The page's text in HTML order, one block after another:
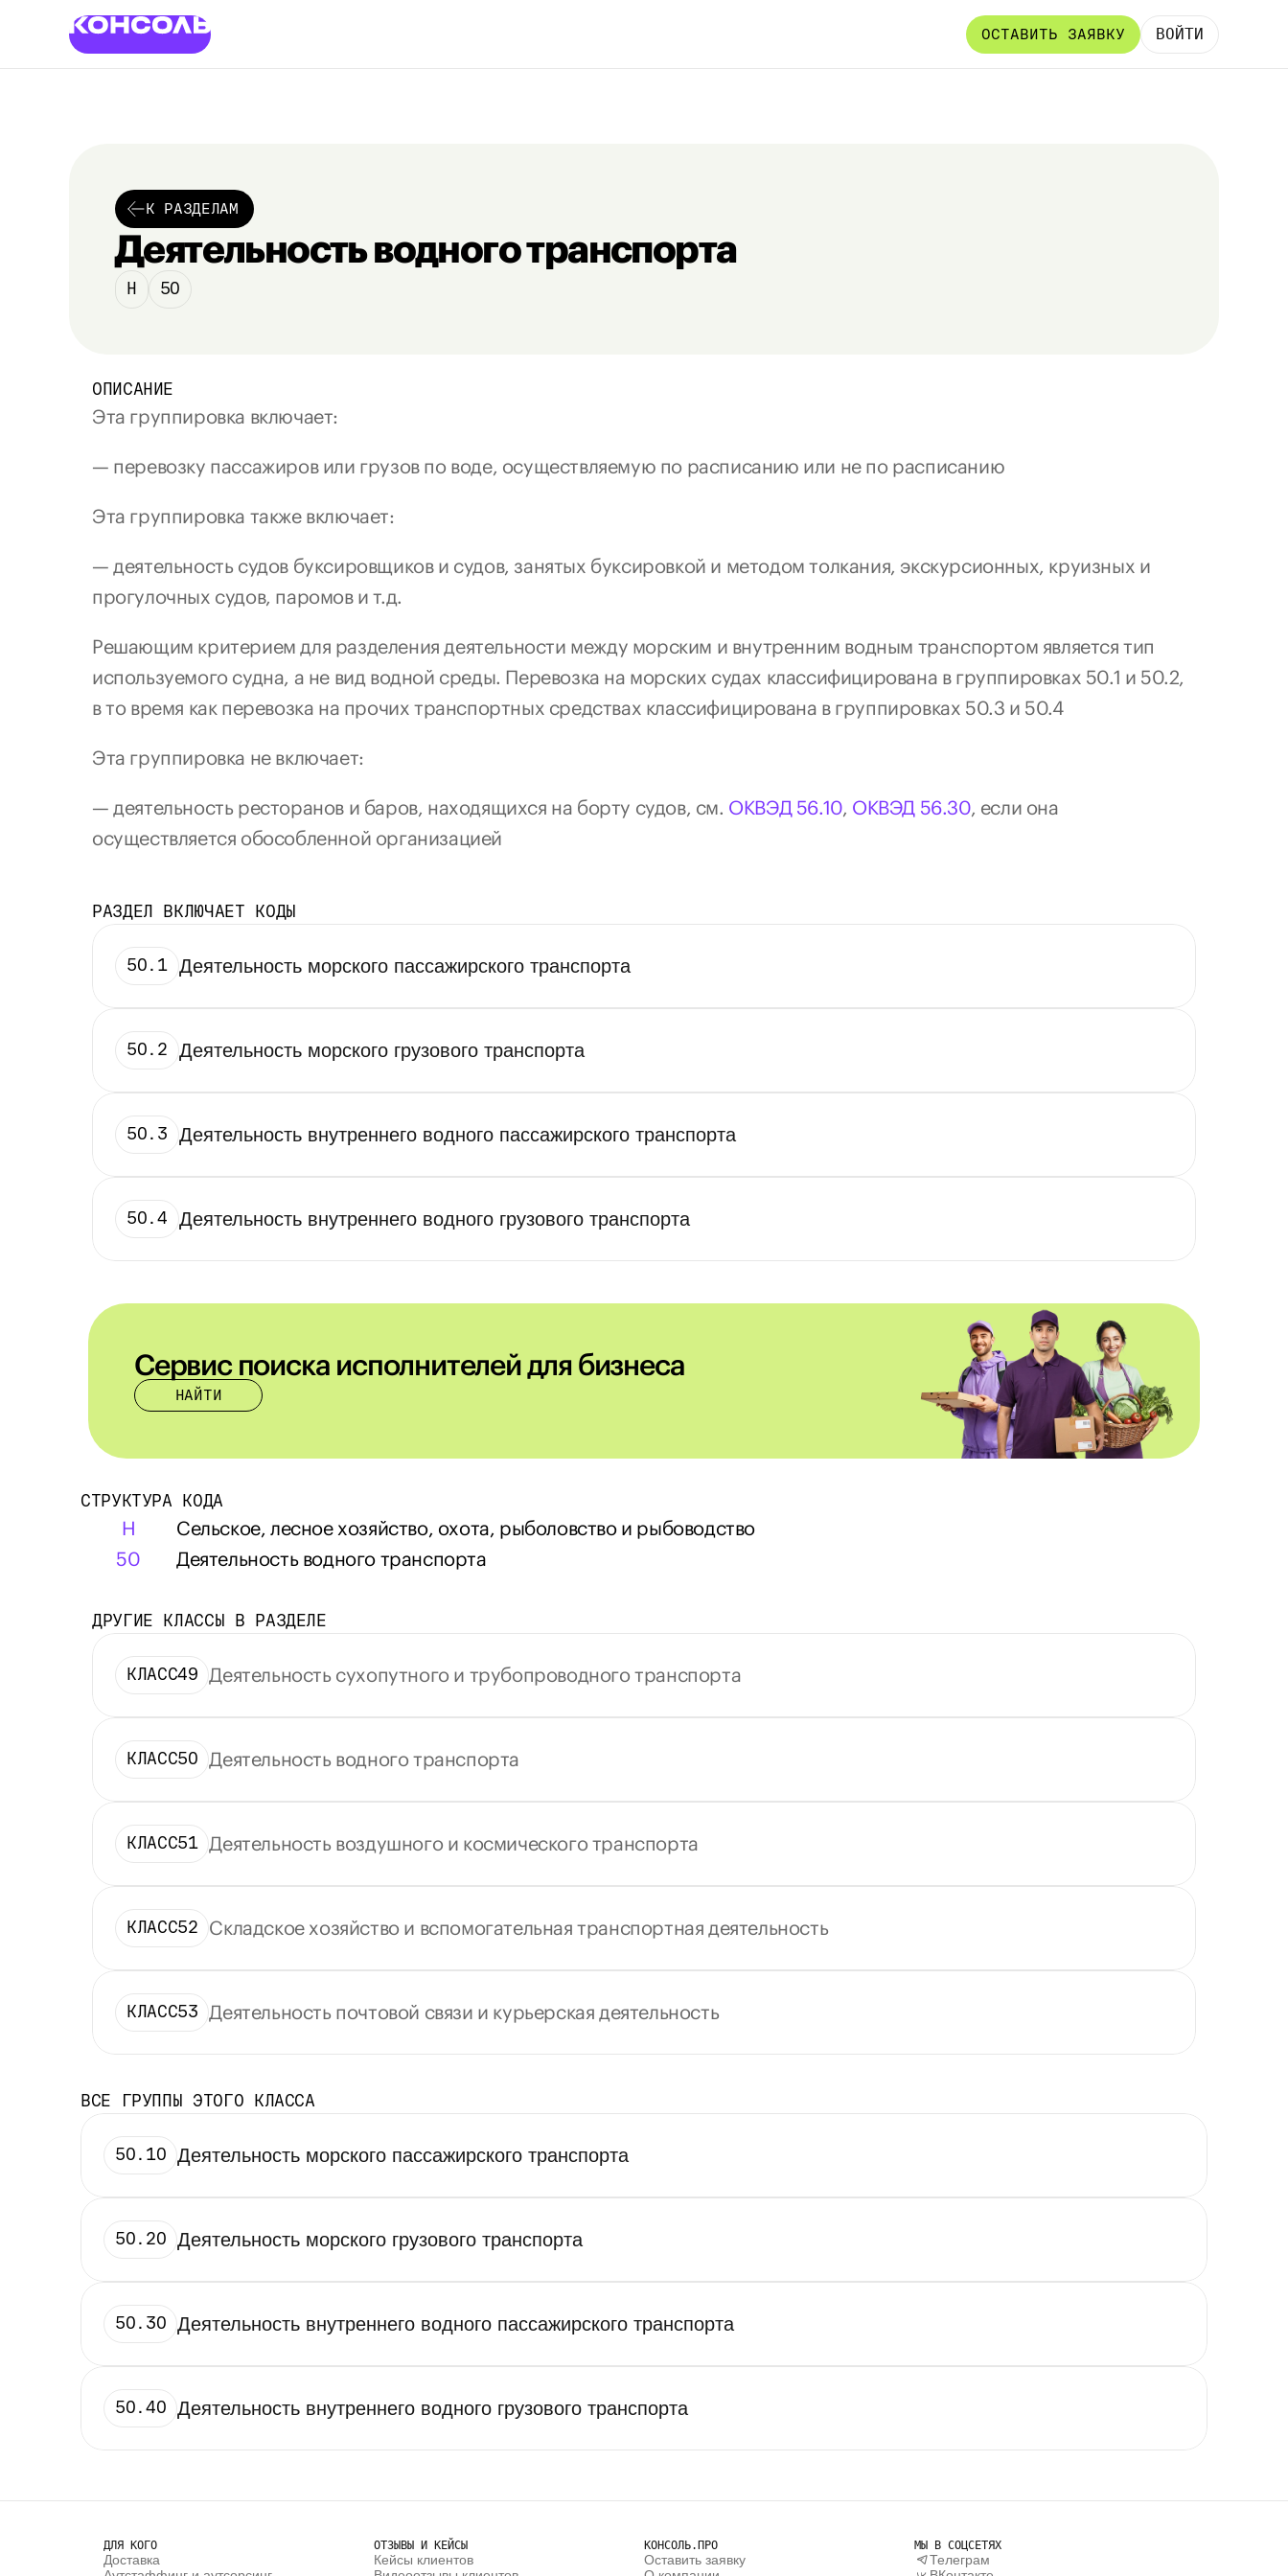
ОСТАВИТЬ ЗАЯВКУ ВОЙТИ
К РАЗДЕЛАМ
Деятельность водного транспорта
H 50
ОПИСАНИЕ
Эта группировка включает:
— перевозку пассажиров или грузов по воде, осуществляемую по расписанию или не по расписанию
Эта группировка также включает:
— деятельность судов буксировщиков и судов, занятых буксировкой и методом толкания, экскурсионных, круизных и
прогулочных судов, паромов и т.д.
Решающим критерием для разделения деятельности между морским и внутренним водным транспортом является тип
используемого судна, а не вид водной среды. Перевозка на морских судах классифицирована в группировках 50.1 и 50.2,
в то время как перевозка на прочих транспортных средствах классифицирована в группировках 50.3 и 50.4
Эта группировка не включает:
— деятельность ресторанов и баров, находящихся на борту судов, см. ОКВЭД 56.10, ОКВЭД 56.30, если она
осуществляется обособленной организацией
РАЗДЕЛ ВКЛЮЧАЕТ КОДЫ
50.1 Деятельность морского пассажирского транспорта
50.2 Деятельность морского грузового транспорта
50.3 Деятельность внутреннего водного пассажирского транспорта
50.4 Деятельность внутреннего водного грузового транспорта
Сервис поиска исполнителей для бизнеса
НАЙТИ
СТРУКТУРА КОДА
H
Сельское, лесное хозяйство, охота, рыболовство и рыбоводство
50
Деятельность водного транспорта
ДРУГИЕ КЛАССЫ В РАЗДЕЛЕ
КЛАСС49 Деятельность сухопутного и трубопроводного транспорта
КЛАСС50 Деятельность водного транспорта
КЛАСС51 Деятельность воздушного и космического транспорта
КЛАСС52 Складское хозяйство и вспомогательная транспортная деятельность
КЛАСС53 Деятельность почтовой связи и курьерская деятельность
ВСЕ ГРУППЫ ЭТОГО КЛАССА
50.10 Деятельность морского пассажирского транспорта
50.20 Деятельность морского грузового транспорта
50.30 Деятельность внутреннего водного пассажирского транспорта
50.40 Деятельность внутреннего водного грузового транспорта
ДЛЯ КОГО
Доставка
ОТЗЫВЫ И КЕЙСЫ
Кейсы клиентов
КОНСОЛЬ.ПРО
Оставить заявку
МЫ В СОЦСЕТЯХ
Телеграм